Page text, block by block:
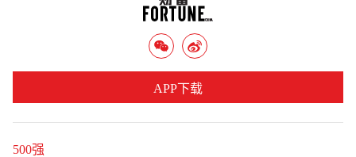
500强
APP下载